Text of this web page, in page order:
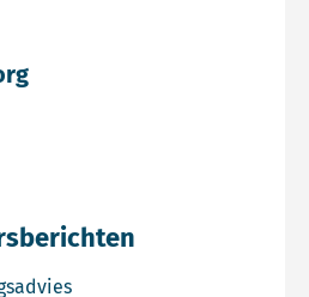
Lüchtenborg
toetsingsadvies